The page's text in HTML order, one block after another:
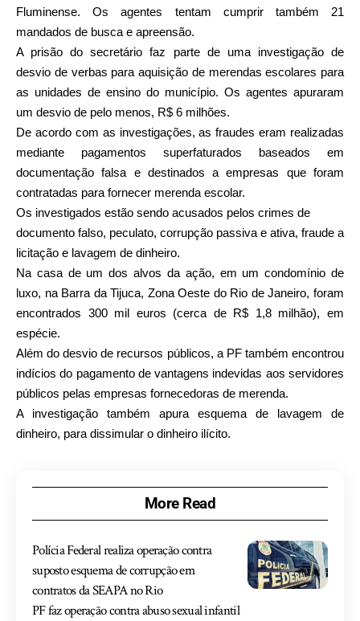
Fluminense. Os agentes tentam cumprir também 21
mandados de busca e apreensão.
A prisão do secretário faz parte de uma investigação de
desvio de verbas para aquisição de merendas escolares para
as unidades de ensino do município. Os agentes apuraram
um desvio de pelo menos, R$ 6 milhões.
De acordo com as investigações, as fraudes eram realizadas
mediante pagamentos superfaturados baseados em
documentação falsa e destinados a empresas que foram
contratadas para fornecer merenda escolar.
Os investigados estão sendo acusados pelos crimes de
documento falso, peculato, corrupção passiva e ativa, fraude a
licitação e lavagem de dinheiro.
Na casa de um dos alvos da ação, em um condomínio de
luxo, na Barra da Tijuca, Zona Oeste do Rio de Janeiro, foram
encontrados 300 mil euros (cerca de R$ 1,8 milhão), em
espécie.
Além do desvio de recursos públicos, a PF também encontrou
indícios do pagamento de vantagens indevidas aos servidores
públicos pelas empresas fornecedoras de merenda.
A investigação também apura esquema de lavagem de
dinheiro, para dissimular o dinheiro ilícito.
More Read
Polícia Federal realiza operação contra
suposto esquema de corrupção em
contratos da SEAPA no Rio
PF faz operação contra abuso sexual infantil